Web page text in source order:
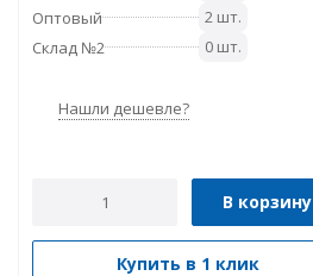
Оптовый
2 шт.
Склад №2
0 шт.
Нашли дешевле?
В корзину
Купить в 1 клик